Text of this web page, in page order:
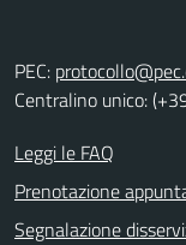
PEC:
Centralino unico:
Leggi le FAQ
Prenotazione
Segnalazione